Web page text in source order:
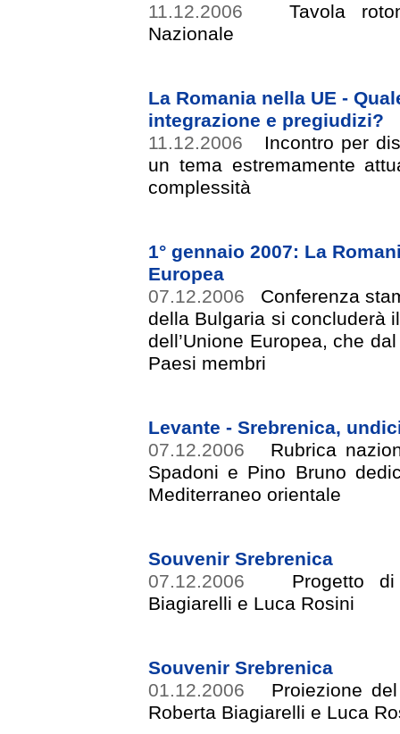
11.12.2006
Tavola
Nazionale
La Romania nella UE -
integrazione e pregiudizi?
11.12.2006
Incontro per
un tema estremamente
complessità
1° gennaio 2007: La
Europea
07.12.2006
Conferenza
della Bulgaria si concluderà
dell’Unione Europea, che
Paesi membri
Levante - Srebrenica,
07.12.2006
Rubrica
Spadoni e Pino Bruno
Mediterraneo orientale
Souvenir Srebrenica
07.12.2006
Progetto di
Biagiarelli e Luca Rosini
Souvenir Srebrenica
01.12.2006
Proiezione
Roberta Biagiarelli e Luca